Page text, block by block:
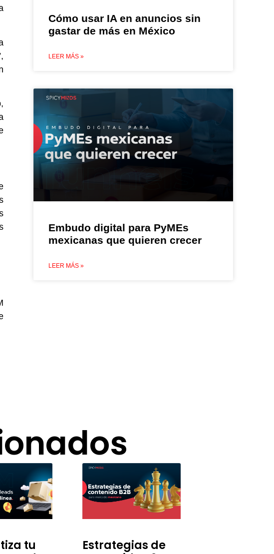
Cómo usar IA en anuncios sin
gastar de más en México
LEER MÁS »
Embudo digital para PyMEs
mexicanas que quieren crecer
LEER MÁS »
tu
Estrategias de